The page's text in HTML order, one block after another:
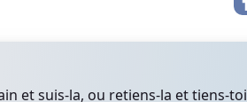
et suis-la, ou retiens-la et tiens-toi